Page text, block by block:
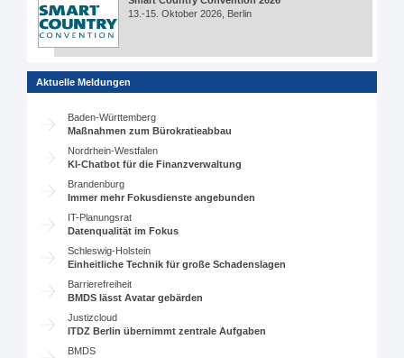
13.-15. Oktober 2026, Berlin
Aktuelle Meldungen
Baden-Württemberg
Maßnahmen zum Bürokratieabbau
Nordrhein-Westfalen
KI-Chatbot für die Finanzverwaltung
Brandenburg
Immer mehr Fokusdienste angebunden
IT-Planungsrat
Datenqualität im Fokus
Schleswig-Holstein
Einheitliche Technik für große Schadenslagen
Barrierefreiheit
BMDS lässt Avatar gebärden
Justizcloud
ITDZ Berlin übernimmt zentrale Aufgaben
BMDS